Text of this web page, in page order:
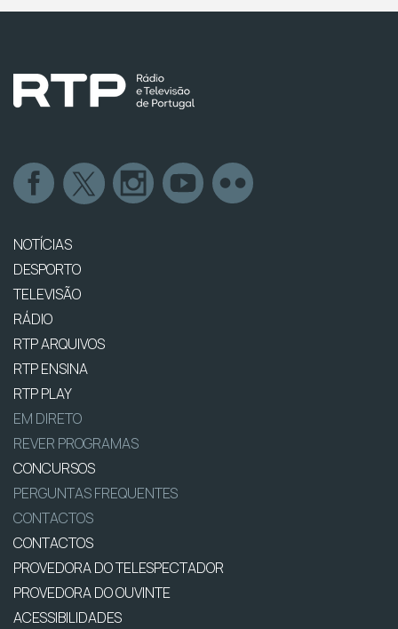
NOTÍCIAS
DESPORTO
TELEVISÃO
RÁDIO
RTP ARQUIVOS
RTP ENSINA
RTP PLAY
EM DIRETO
REVER PROGRAMAS
CONCURSOS
PERGUNTAS FREQUENTES
CONTACTOS
CONTACTOS
PROVEDORA DO TELESPECTADOR
PROVEDORA DO OUVINTE
ACESSIBILIDADES